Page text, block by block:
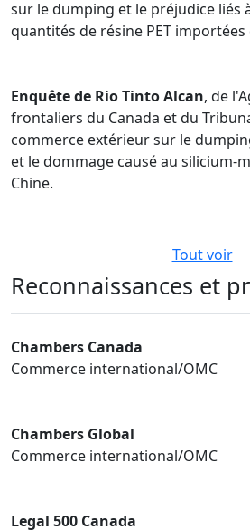
sur le dumping et le préjudice liés
quantités de résine PET importées
Enquête de Rio Tinto Alcan, de
frontaliers du Canada et du
commerce extérieur sur le
et le dommage causé au silicium-
Chine.
Tout voir
Reconnaissances et
Chambers Canada
Commerce international/OMC
Chambers Global
Commerce international/OMC
Legal 500 Canada